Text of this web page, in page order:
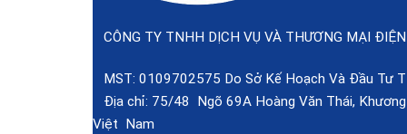
CÔNG TY TNHH DỊCH VỤ VÀ THƯƠNG MẠI
MST: 0109702575 Do Sở Kế Hoạch Và Đầu Tư
Địa chỉ: 75/48 Ngõ 69A Hoàng Văn Thái, Khương
Việt Nam